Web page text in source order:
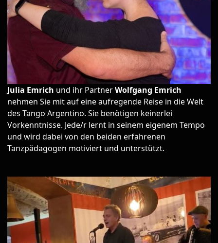
Julia Emrich und ihr PartnerWolfgang Emrich
nehmen Sie mit auf eine aufregende Reise in die Welt
des Tango Argentino. Sie benötigen keinerlei
Vorkenntnisse. Jede/r lernt in seinem eigenem Tempo
und wird dabei von den beiden erfahrenen
Tanzpädagogen motiviert und unterstützt.